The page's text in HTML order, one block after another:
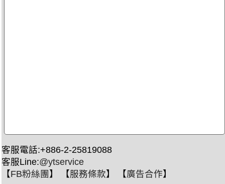
客服電話:+886-2-25819088
客服Line:@ytservice
【FB粉絲團 】 【服務條款】 【廣告合作】